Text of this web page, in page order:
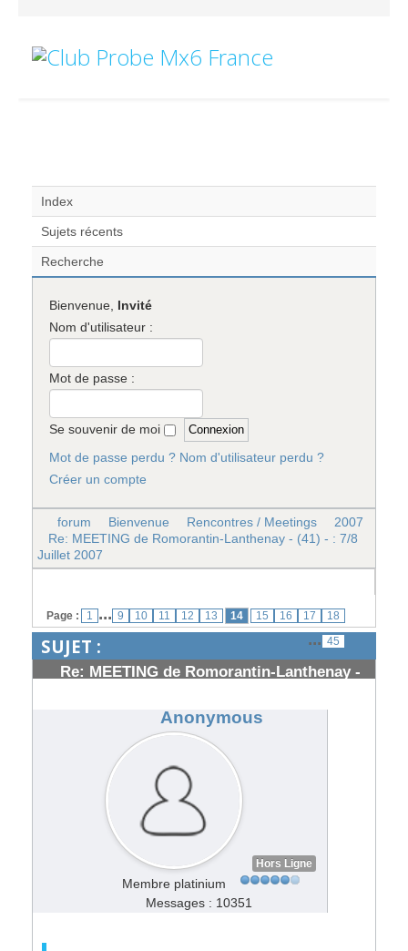
Index
Sujets récents
Recherche
Bienvenue, Invité
Nom d'utilisateur :
Mot de passe :
Se souvenir de moi
Mot de passe perdu ? Nom d'utilisateur perdu ?
Créer un compte
forum Bienvenue Rencontres / Meetings
2007
Re: MEETING de Romorantin-Lanthenay - (41) - : 7/8
Juillet 2007
Page : 1 ... 9 10 11 12 13 14 15 16 17 18
... 45
SUJET :
Re: MEETING de Romorantin-Lanthenay -
Anonymous
Hors Ligne
Membre platinium
Messages : 10351